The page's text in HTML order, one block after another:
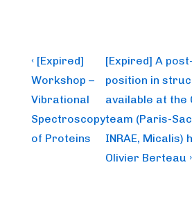
Post
navigation
Previous
Post
is
‹ [Expired]
Workshop –
Vibrational
Spectroscopy
of Proteins
Next
Post
is
[Expired] A
position in
available at the
team (Paris-
INRAE, Micalis)
Olivier Berteau ›